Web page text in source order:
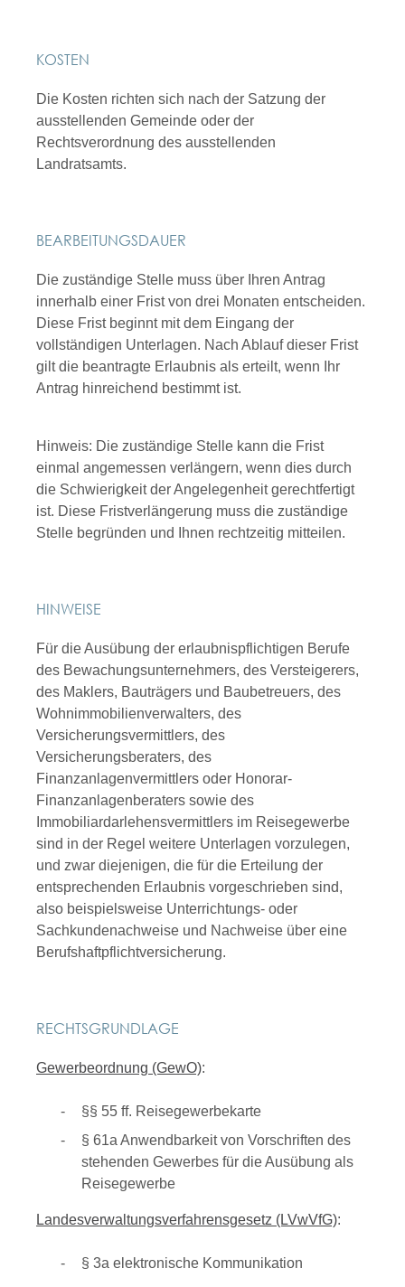
KOSTEN
Die Kosten richten sich nach der Satzung der
ausstellenden Gemeinde oder der
Rechtsverordnung des ausstellenden
Landratsamts.
BEARBEITUNGSDAUER
Die zuständige Stelle muss über Ihren Antrag
innerhalb einer Frist von drei Monaten entscheiden.
Diese Frist beginnt mit dem Eingang der
vollständigen Unterlagen. Nach Ablauf dieser Frist
gilt die beantragte Erlaubnis als erteilt, wenn Ihr
Antrag hinreichend bestimmt ist.
Hinweis: Die zuständige Stelle kann die Frist
einmal angemessen verlängern, wenn dies durch
die Schwierigkeit der Angelegenheit gerechtfertigt
ist. Diese Fristverlängerung muss die zuständige
Stelle begründen und Ihnen rechtzeitig mitteilen.
HINWEISE
Für die Ausübung der erlaubnispflichtigen Berufe
des Bewachungsunternehmers, des Versteigerers,
des Maklers, Bauträgers und Baubetreuers, des
Wohnimmobilienverwalters, des
Versicherungsvermittlers, des
Versicherungsberaters, des
Finanzanlagenvermittlers oder Honorar-
Finanzanlagenberaters sowie des
Immobiliardarlehensvermittlers im Reisegewerbe
sind in der Regel weitere Unterlagen vorzulegen,
und zwar diejenigen, die für die Erteilung der
entsprechenden Erlaubnis vorgeschrieben sind,
also beispielsweise Unterrichtungs- oder
Sachkundenachweise und Nachweise über eine
Berufshaftpflichtversicherung.
RECHTSGRUNDLAGE
Gewerbeordnung (GewO):
§§ 55 ff. Reisegewerbekarte
§ 61a Anwendbarkeit von Vorschriften des
stehenden Gewerbes für die Ausübung als
Reisegewerbe
Landesverwaltungsverfahrensgesetz (LVwVfG):
§ 3a elektronische Kommunikation